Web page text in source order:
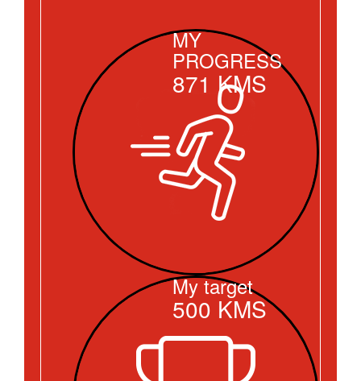
MY
PROGRESS
871 KMS
My target
500 KMS